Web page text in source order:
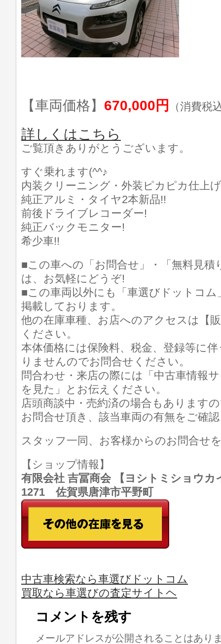
【車両価格】 670,000円 （消費税
詳しくはこちら
ご覧頂きありがとうございます。
すぐ乗れます(^^♪
内装クリーニング・外装ピカピカ仕上
純正アルミ・タイヤ2本新品!!
前後ドライブレコーダー!
純正バックモニター!
希少車!!
■この車への「お問合せ」・「無料見積
は、お気軽にどうぞ!
■この車両以外にも「車選びドットコ
掲載しております。
他の在庫車種、お店へのアクセスは【
ください。
本体価格には保険料、税金、登録等に
りませんのでお問合せください。
問合わせ・来店の際には「中古車情報
を見た」とお伝えください。
店頭商談中・売約済の場合もあります
お問合せ頂き、該当車両の有無をご確
スタッフ一同、お客様からのお問合せ
【ショップ情報】
有限会社 吉冨商会 【ヨシトミショウ
1271 佐賀県唐津市平野町
中古車検索なら車選びドットコム
買取なら車選びの査定サイトヘ
コメントを残す
メールアドレスが公開されることはあり